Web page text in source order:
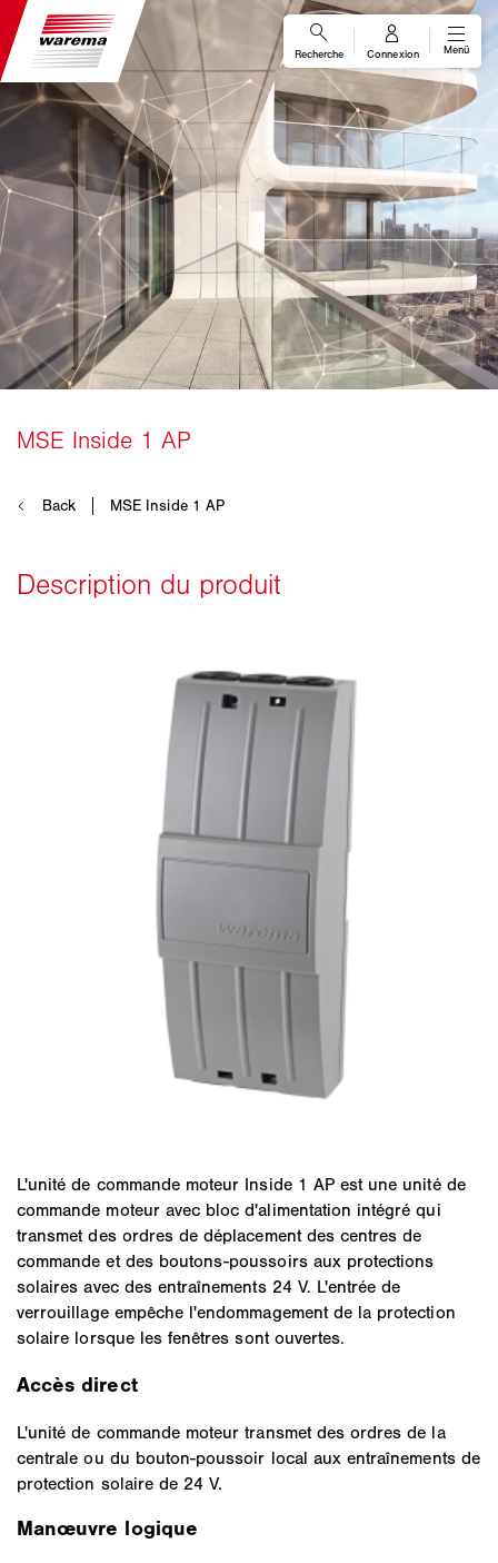
L'unité de commande moteur Inside 1 AP est une unité de
commande moteur avec bloc d'alimentation intégré qui
transmet des ordres de déplacement des centres de
commande et des boutons-poussoirs aux protections
solaires avec des entraînements 24 V. L'entrée de
verrouillage empêche l'endommagement de la protection
solaire lorsque les fenêtres sont ouvertes.
Accès direct
L'unité de commande moteur transmet des ordres de la
centrale ou du bouton-poussoir local aux entraînements de
protection solaire de 24 V.
Manœuvre logique